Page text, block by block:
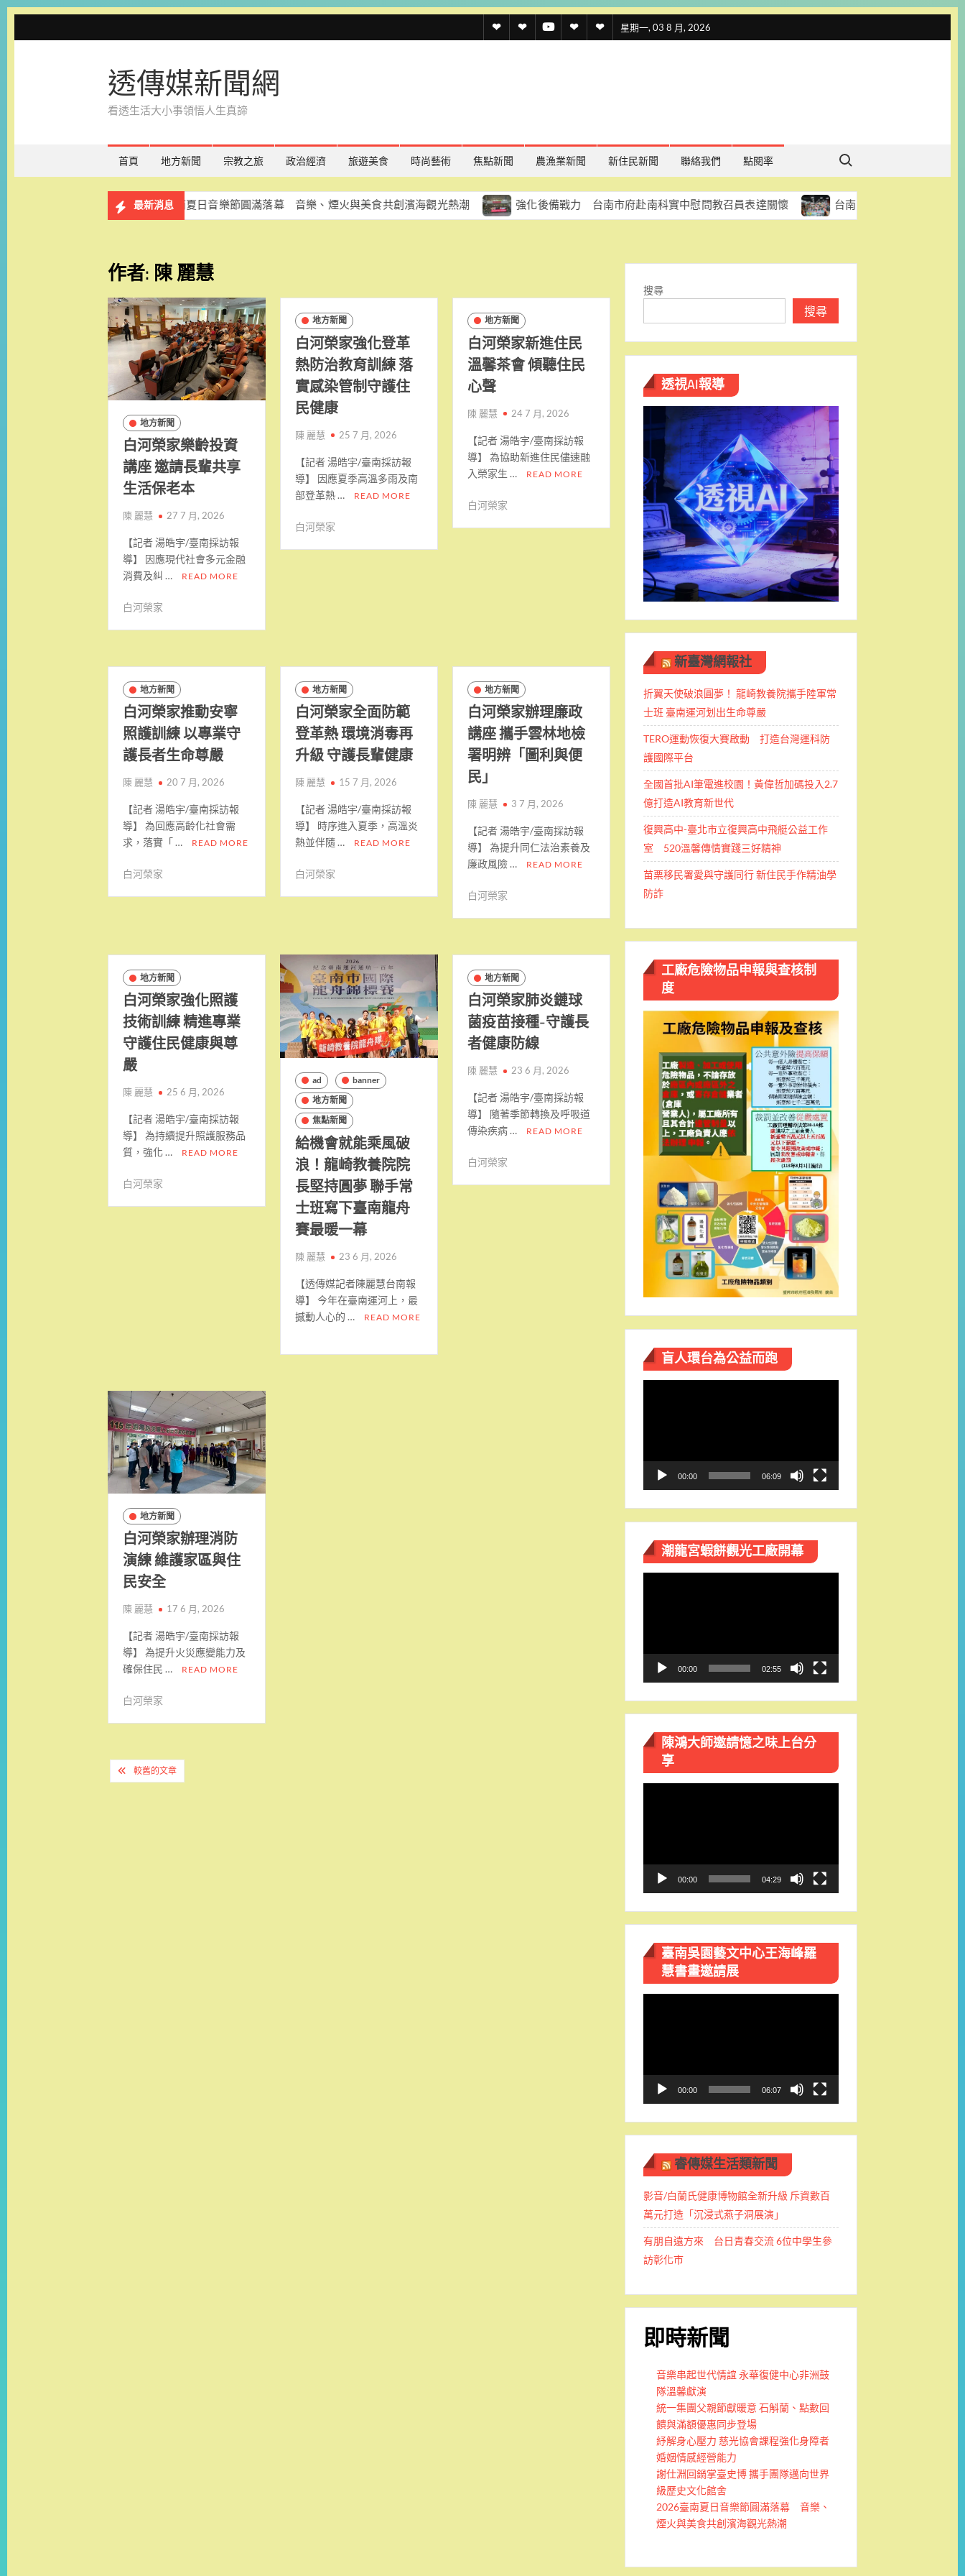
to
星期一, 03 8 月, 2026
透 透
名
透 聯 官
透傳媒新聞網
看透生活大小事領悟人生真諦
首頁 地方新聞 宗教之旅 政治經濟 旅遊美食 時尚藝術 焦點新聞 農漁業新聞 新住民新聞 聯絡我們 點閱率
Search for:
最新消息
2026臺南夏日音樂節圓滿落幕 音樂、煙火與美食共創濱海觀光熱潮 強化後備戰力 台南市府赴南科實中慰問教召員表達關懷 台南青春專案結合運動與法治教育 棒
作者:陳 麗慧
地方新聞
白河榮家樂齡投資
講座 邀請長輩共享
生活保老本
陳 麗慧 27 7 月, 2026
【記者 湯皓宇/臺南採訪報
導】 因應現代社會多元金融
消費及糾 …
READ MORE
白河榮家
地方新聞
白河榮家強化登革
熱防治教育訓練 落
實感染管制守護住
民健康
陳 麗慧 25 7 月, 2026
【記者 湯皓宇/臺南採訪報
導】 因應夏季高溫多雨及南
部登革熱 …
READ MORE
白河榮家
地方新聞
白河榮家新進住民
溫馨茶會 傾聽住民
心聲
陳 麗慧 24 7 月, 2026
【記者 湯皓宇/臺南採訪報
導】 為協助新進住民儘速融
入榮家生 …
READ MORE
白河榮家
地方新聞
白河榮家推動安寧
照護訓練 以專業守
護長者生命尊嚴
陳 麗慧 20 7 月, 2026
【記者 湯皓宇/臺南採訪報
導】 為回應高齡化社會需
求，落實「 …
READ MORE
白河榮家
地方新聞
白河榮家全面防範
登革熱 環境消毒再
升級 守護長輩健康
陳 麗慧 15 7 月, 2026
【記者 湯皓宇/臺南採訪報
導】 時序進入夏季，高溫炎
熱並伴隨 …
READ MORE
白河榮家
地方新聞
白河榮家辦理廉政
講座 攜手雲林地檢
署明辨「圖利與便
民」
陳 麗慧 3 7 月, 2026
【記者 湯皓宇/臺南採訪報
導】 為提升同仁法治素養及
廉政風險 …
READ MORE
白河榮家
地方新聞
白河榮家強化照護
技術訓練 精進專業
守護住民健康與尊
嚴
陳 麗慧 25 6 月, 2026
【記者 湯皓宇/臺南採訪報
導】 為持續提升照護服務品
質，強化 …
READ MORE
白河榮家
ad
banner
地方新聞
焦點新聞
給機會就能乘風破
浪！龍崎教養院院
長堅持圓夢 聯手常
士班寫下臺南龍舟
賽最暖一幕
陳 麗慧 23 6 月, 2026
【透傳媒記者陳麗慧台南報
導】 今年在臺南運河上，最
撼動人心的 …
READ MORE
地方新聞
白河榮家肺炎鏈球
菌疫苗接種-守護長
者健康防線
陳 麗慧 23 6 月, 2026
【記者 湯皓宇/臺南採訪報
導】 隨著季節轉換及呼吸道
傳染疾病 …
READ MORE
白河榮家
地方新聞
白河榮家辦理消防
演練 維護家區與住
民安全
陳 麗慧 17 6 月, 2026
【記者 湯皓宇/臺南採訪報
導】 為提升火災應變能力及
確保住民 …
READ MORE
白河榮家
文
章
較舊的文章
搜尋
搜尋
透視AI報導
新臺灣網報社
折翼天使破浪圓夢！ 龍崎教養院攜手陸軍常
士班 ​臺南運河划出生命尊嚴
TERO運動恢復大賽啟動 打造台灣運科防
護國際平台
全國首批AI筆電進校園！黃偉哲加碼投入2.7
億打造AI教育新世代
復興高中-臺北市立復興高中飛艇公益工作
室 520溫馨傳情實踐三好精神
苗栗移民署愛與守護同行 新住民手作精油學
防詐
工廠危險物品申報與查核制
度
盲人環台​為公益而跑
00:00 06:09
潮龍宮蝦餅觀光工廠開幕
00:00 02:55
陳鴻大師邀請憶之味上台分
享
00:00 04:29
臺南吳園藝文中心王海峰羅
慧書畫邀請展
00:00 06:07
睿傳媒生活類新聞
影音/白蘭氏健康博物館全新升級 斥資數百
萬元打造「沉浸式燕子洞展演」
有朋自遠方來 台日青春交流 6位中學生參
訪彰化市
即時新聞
音樂串起世代情誼 永華復健中心非洲鼓
隊溫馨獻演
統一集團父親節獻暖意 石斛蘭、點數回
饋與滿額優惠同步登場
紓解身心壓力 慈光協會課程強化身障者
婚姻情感經營能力
謝仕淵回鍋掌臺史博 攜手團隊邁向世界
級歷史文化館舍
2026臺南夏日音樂節圓滿落幕 音樂、
煙火與美食共創濱海觀光熱潮